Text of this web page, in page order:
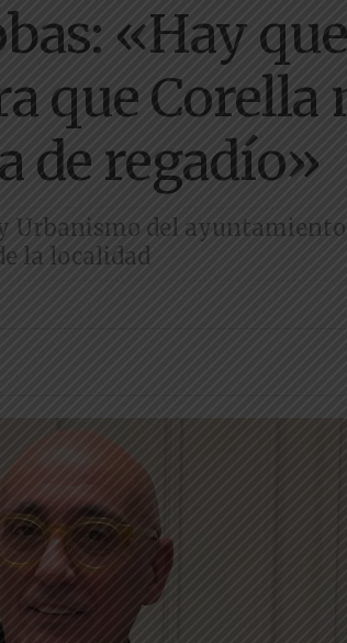
«Hay
que Corella
de regadío»
Urbanismo del ayuntamiento
la localidad